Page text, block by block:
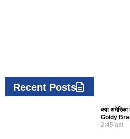
Recent Posts
क्या अमेरिका
Goldy
2:45 am